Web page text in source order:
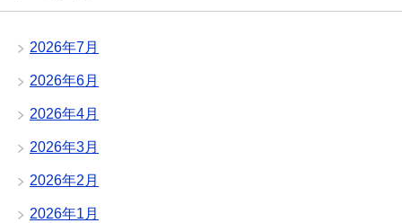
2026年7月
2026年6月
2026年4月
2026年3月
2026年2月
2026年1月